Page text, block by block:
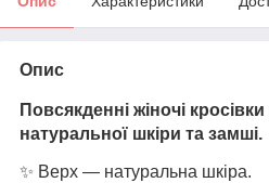
Опис
Повсякденні жіночі кросівки
натуральної шкіри та замші.
✨ Верх — натуральна шкіра.